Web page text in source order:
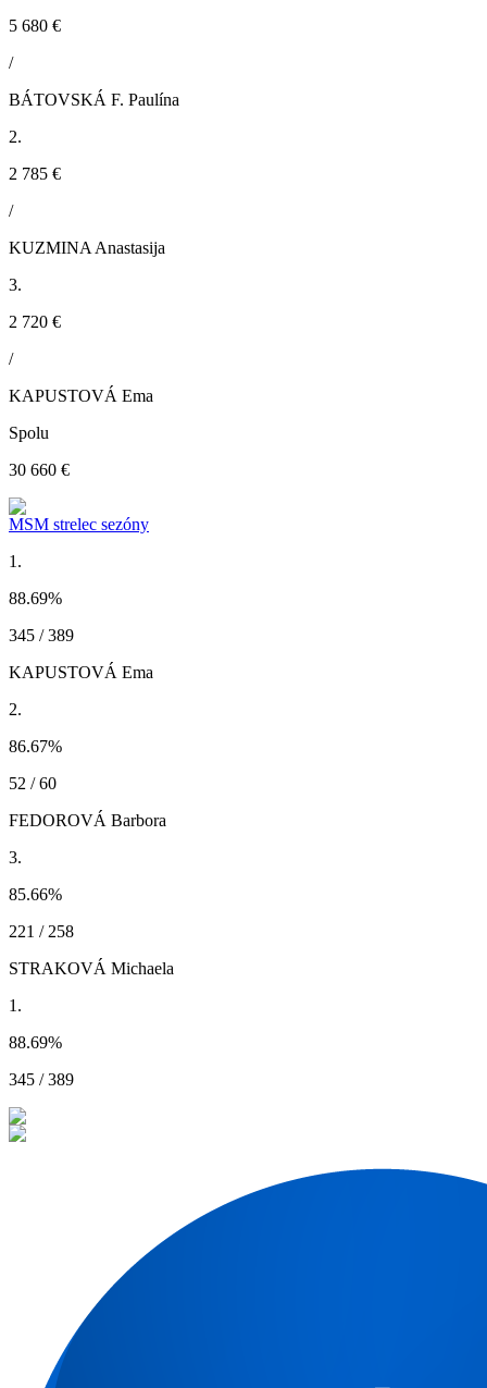
5 680 €
/
BÁTOVSKÁ F. Paulína
2.
2 785 €
/
KUZMINA Anastasija
3.
2 720 €
/
KAPUSTOVÁ Ema
Spolu
30 660 €
MSM strelec sezóny
1.
88.69%
345 / 389
KAPUSTOVÁ Ema
2.
86.67%
52 / 60
FEDOROVÁ Barbora
3.
85.66%
221 / 258
STRAKOVÁ Michaela
1.
88.69%
345 / 389